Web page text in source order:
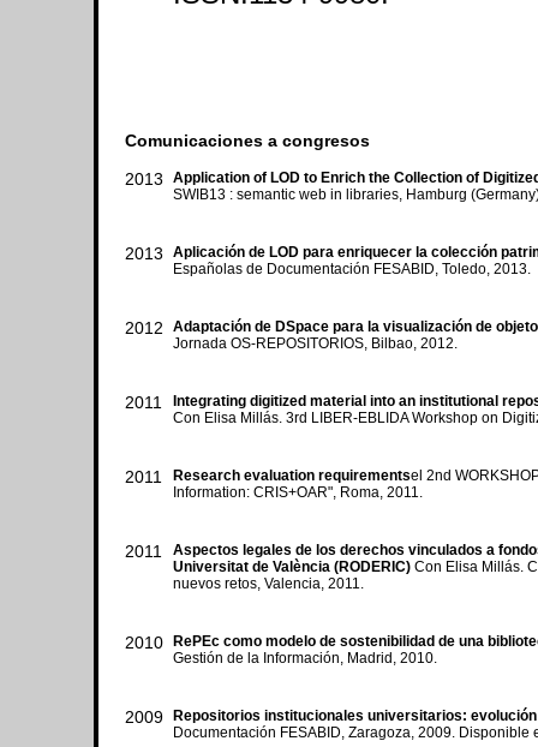
Comunicaciones a congresos
2013
Application of LOD to Enrich the Collection of
SWIB13 : semantic web in libraries, Hamburg
2013
Aplicación de LOD para enriquecer la colección
Españolas de Documentación FESABID, Toledo, 2013.
2012
Adaptación de DSpace para la visualización de
Jornada OS-REPOSITORIOS, Bilbao, 2012.
2011
Integrating digitized material into an institutional
Con Elisa Millás. 3rd LIBER-EBLIDA Workshop on
2011 Research evaluation requirementsel 2nd
Information: CRIS+OAR", Roma, 2011.
2011
Aspectos legales de los derechos vinculados a
Universitat de València (RODERIC) Con Elisa Millás.
nuevos retos, Valencia, 2011.
2010
RePEc como modelo de sostenibilidad de una
Gestión de la Información, Madrid, 2010.
2009
Repositorios institucionales universitarios:
Documentación FESABID, Zaragoza, 2009. Disponible